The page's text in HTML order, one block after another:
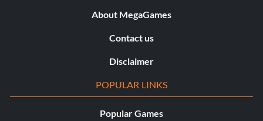
About MegaGames
Contact us
Disclaimer
POPULAR LINKS
Popular Games